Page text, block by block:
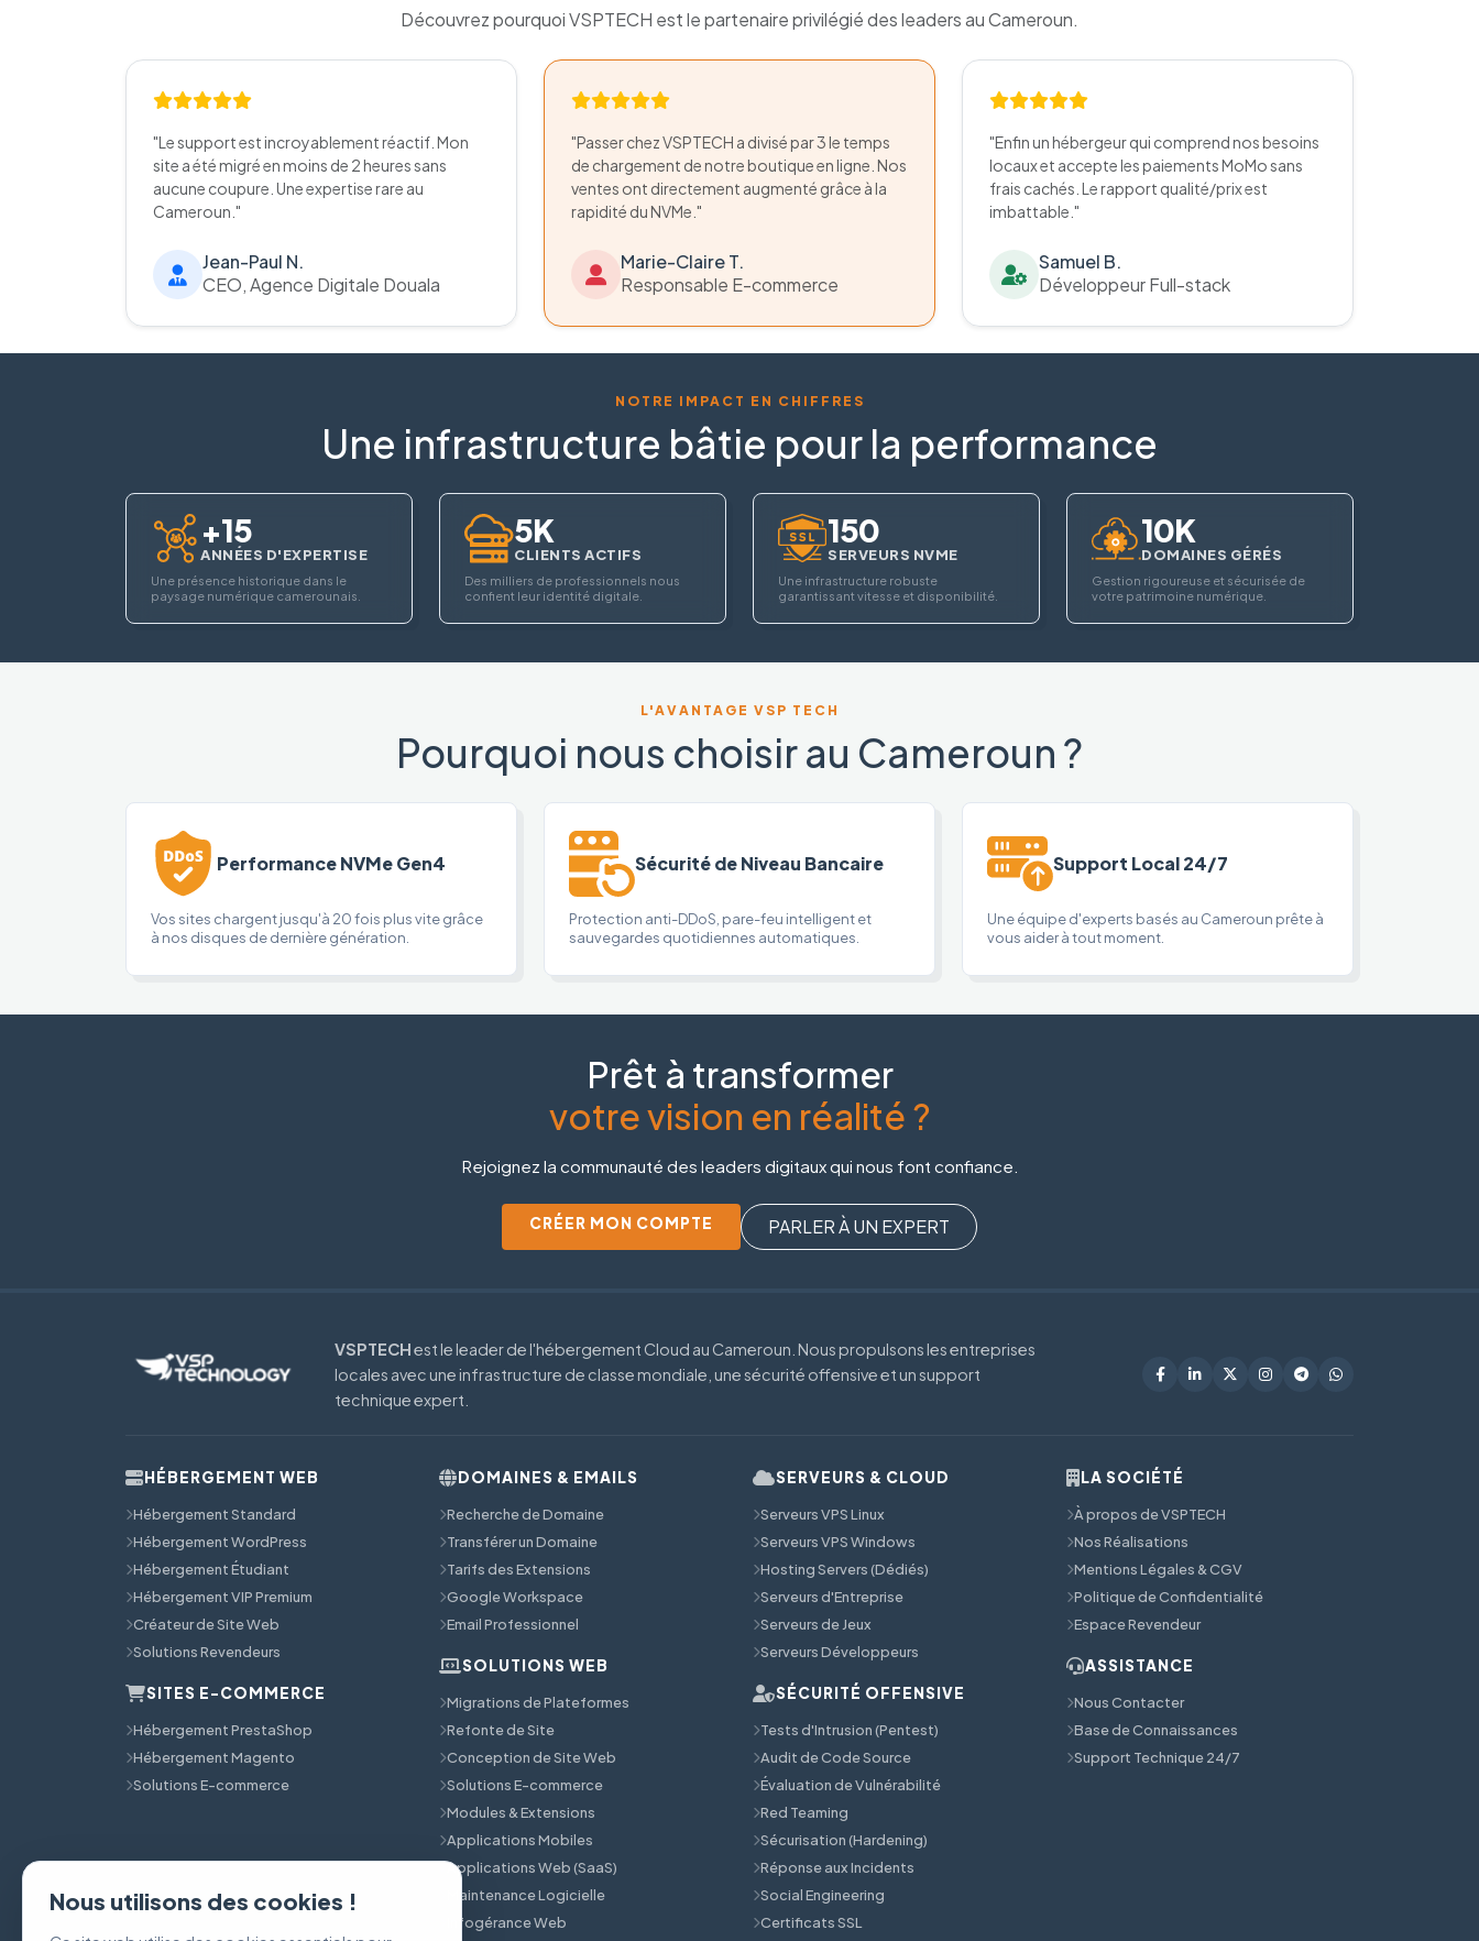
Découvrez pourquoi VSPTECH est le partenaire privilégié des leaders au Cameroun.
"Le support est incroyablement réactif. Mon
site a été migré en moins de 2 heures sans
aucune coupure. Une expertise rare au
Cameroun."
Jean-Paul N.
CEO, Agence Digitale Douala
"Passer chez VSPTECH a divisé par 3 le temps
de chargement de notre boutique en ligne. Nos
ventes ont directement augmenté grâce à la
rapidité du NVMe."
Marie-Claire T.
Responsable E-commerce
"Enfin un hébergeur qui comprend nos besoins
locaux et accepte les paiements MoMo sans
frais cachés. Le rapport qualité/prix est
imbattable."
Samuel B.
Développeur Full-stack
NOTRE IMPACT EN CHIFFRES
Une infrastructure bâtie pour la performance
+15
ANNÉES D'EXPERTISE
Une présence historique dans le
paysage numérique camerounais.
5K
CLIENTS ACTIFS
Des milliers de professionnels nous
confient leur identité digitale.
150
SERVEURS NVME
Une infrastructure robuste
garantissant vitesse et disponibilité.
10K
DOMAINES GÉRÉS
Gestion rigoureuse et sécurisée de
votre patrimoine numérique.
L'AVANTAGE VSP TECH
Pourquoi nous choisir au Cameroun ?
Performance NVMe Gen4
Vos sites chargent jusqu'à 20 fois plus vite grâce
à nos disques de dernière génération.
Sécurité de Niveau Bancaire
Protection anti-DDoS, pare-feu intelligent et
sauvegardes quotidiennes automatiques.
Support Local 24/7
Une équipe d'experts basés au Cameroun prête à
vous aider à tout moment.
Prêt à transformer
votre vision en réalité ?
Rejoignez la communauté des leaders digitaux qui nous font confiance.
CRÉER MON COMPTE PARLER À UN EXPERT
VSPTECHest le leader de l'hébergement Cloud au Cameroun. Nous propulsons les entreprises
locales avec une infrastructure de classe mondiale, une sécurité offensive et un support
technique expert.
HÉBERGEMENT WEB
Hébergement Standard
Hébergement WordPress
Hébergement Étudiant
Hébergement VIP Premium
Créateur de Site Web
Solutions Revendeurs
SITES E-COMMERCE
Hébergement PrestaShop
Hébergement Magento
Solutions E-commerce
DOMAINES & EMAILS
Recherche de Domaine
Transférer un Domaine
Tarifs des Extensions
Google Workspace
Email Professionnel
SOLUTIONS WEB
Migrations de Plateformes
Refonte de Site
Conception de Site Web
Solutions E-commerce
Modules & Extensions
Applications Mobiles
Applications Web (SaaS)
Maintenance Logicielle
Infogérance Web
SERVEURS & CLOUD
Serveurs VPS Linux
Serveurs VPS Windows
Hosting Servers (Dédiés)
Serveurs d'Entreprise
Serveurs de Jeux
Serveurs Développeurs
SÉCURITÉ OFFENSIVE
Tests d'Intrusion (Pentest)
Audit de Code Source
Évaluation de Vulnérabilité
Red Teaming
Sécurisation (Hardening)
Réponse aux Incidents
Social Engineering
Certificats SSL
LA SOCIÉTÉ
À propos de VSPTECH
Nos Réalisations
Mentions Légales & CGV
Politique de Confidentialité
Espace Revendeur
ASSISTANCE
Nous Contacter
Base de Connaissances
Support Technique 24/7
Nous utilisons des cookies !